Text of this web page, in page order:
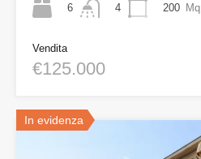
6
4
200 Mq
Vendita
€125.000
In evidenza